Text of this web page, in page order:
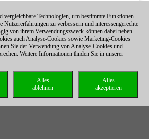
vergleichbare Technologien, um bestimmte Funktionen
Nutzererfahrungen zu verbessern und interessengerechte
von ihrem Verwendungszweck können dabei neben
auch Analyse-Cookies sowie Marketing-Cookies
Sie der Verwendung von Analyse-Cookies und
Weitere Informationen finden Sie in unserer
Alles
akzeptieren
Alles
ablehnen